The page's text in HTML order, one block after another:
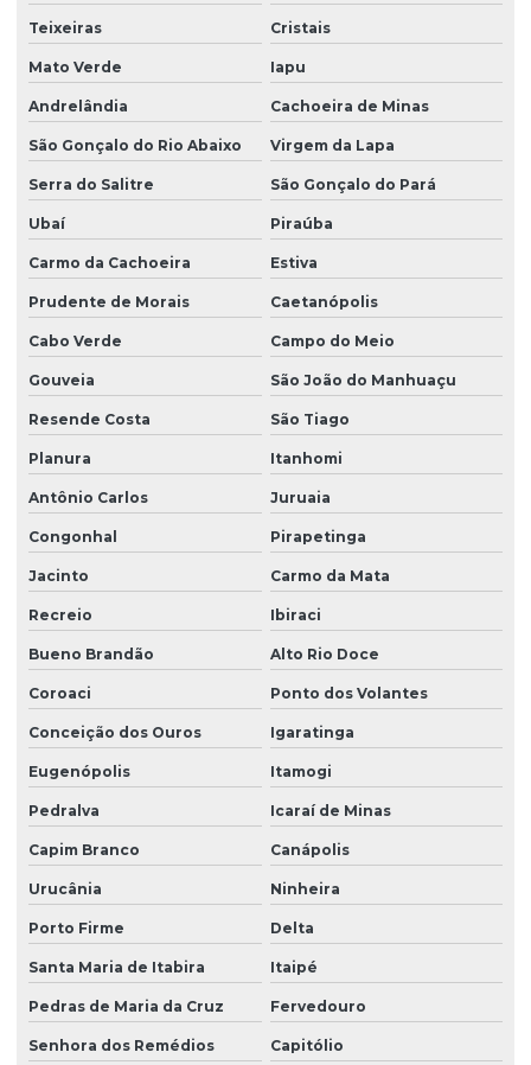
Teixeiras Cristais
Mato Verde Iapu
Andrelândia Cachoeira de Minas
São Gonçalo do Rio Abaixo Virgem da Lapa
Serra do Salitre São Gonçalo do Pará
Ubaí Piraúba
Carmo da Cachoeira Estiva
Prudente de Morais Caetanópolis
Cabo Verde Campo do Meio
Gouveia São João do Manhuaçu
Resende Costa São Tiago
Planura Itanhomi
Antônio Carlos Juruaia
Congonhal Pirapetinga
Jacinto Carmo da Mata
Recreio Ibiraci
Bueno Brandão Alto Rio Doce
Coroaci Ponto dos Volantes
Conceição dos Ouros Igaratinga
Eugenópolis Itamogi
Pedralva Icaraí de Minas
Capim Branco Canápolis
Urucânia Ninheira
Porto Firme Delta
Santa Maria de Itabira Itaipé
Pedras de Maria da Cruz Fervedouro
Senhora dos Remédios Capitólio